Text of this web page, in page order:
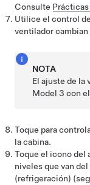
Consulte
Utilice el control
ventilador cambian
NOTA
El ajuste de la
Model 3 con
Toque para
la cabina.
Toque el icono del
niveles que van
(refrigeración)